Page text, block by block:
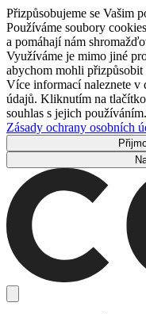
Přizpůsobujeme se Vašim
Používáme soubory
a pomáhají nám
Využíváme je mimo jiné
abychom mohli přizpůsobit
Více informací naleznete v
údajů. Kliknutím na
souhlas s jejich používáním.
Zásady ochrany osobních